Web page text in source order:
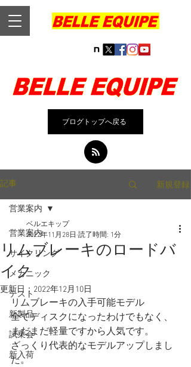
ブログトップへ戻る
記事 新規登録
営業案内
サイクリング
メカニック
テスト
新製品
試乗会
新入荷
営業案内
リムブレーキのロードバ
イク
ベルエキップ
2022年11月28日 読了時間: 1分
更新日： 2022年12月10日
リムブレーキの入手可能モデル
全てディスクになったわけでもなく、
まだまだ軽量ですから人気です。
ざっくり代表的なモデルアップしまし
た。